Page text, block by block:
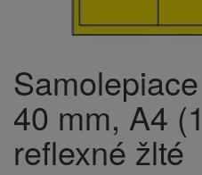
40 mm, A4
reflexné žlté